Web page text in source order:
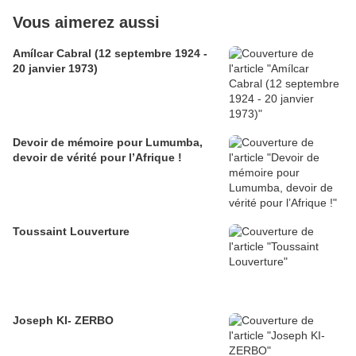
Vous aimerez aussi
Amílcar Cabral (12 septembre 1924 -
20 janvier 1973)
Devoir de mémoire pour Lumumba,
devoir de vérité pour l’Afrique !
Toussaint Louverture
Joseph KI- ZERBO